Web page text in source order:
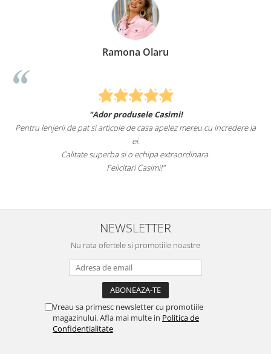
Ramona Olaru
"Ador produsele Casimi!
Pentru lenjerii de pat si articole de casa apelez mereu cu incredere la
ei.
Calitate superba si o echipa extraordinara.
Felicitari Casimi!"
NEWSLETTER
Nu rata ofertele si promotiile noastre
Vreau sa primesc newsletter cu promotiile
magazinului. Afla mai multe in Politica de
Confidentialitate